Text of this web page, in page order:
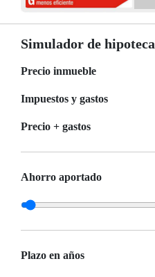
Simulador de hipoteca
Precio inmueble
Impuestos y gastos
Precio + gastos
Ahorro aportado
Plazo en años